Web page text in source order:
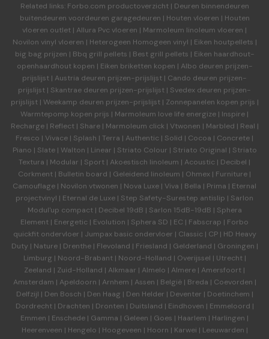
Related links: Forbo.com productoverzicht| Deuren binnendeuren
buitendeuren voordeuren garagedeuren | Houten vloeren | Houten
vloeren outlet | Allura Pvc vloeren | Marmoleum linoleum vloeren |
Novilon vinyl vloeren | Heterogeen Homogeen vinyl | Eiken houtpellets |
big bag prijzen | Bbq grill pellets | Best grill pellets | Eiken haardhout-
openhaardhout kopen | Eiken briketten kopen | Albo deuren prijzen-
prijslijst | Austria deuren prijzen-prijslijst | Cando deuren prijzen-
prijslijst | Skantrae deuren prijzen-prijslijst | Svedex deuren prijzen-
prijslijst| Weekamp deuren prijzen-prijslijst| Zonnepanelen kopen prijs |
Warmtepomp kopen prijs | Marmoleum love life energize | Inspire |
Recharge| Reflect| Share| Marmoleum click| Vtwonen | Marbled | Real |
Fresco | Vivace | Splash | Terra | Authentic | Solid | Cocoa | Concrete |
Piano | Slate| Walton | Linear | Striato Colour | Striato Original | Striato
Textura | Modular | Sport | Akoestisch linoleum | Acoustic | Decibel |
Corkment | Bulletin board | Geleidend linoleum | Ohmex | Furniture |
Camouflage | Novilon vtwonen | Nova Luxe | Viva | Bella | Prima | Eternal
projectvinyl | Eternal de Luxe | Step Safety-Surestep antislip | Sarlon
Modul'up compact| Decibel 19dB | Sarlon 15dB-19dB | Sphera
Element | Energetic | Evolution | Sphera SD | EC | Fabscrap | Forbo
quickfit ondervloer | Jumpax basic ondervloer | Classic | CP| HD Heavy
Duty | Nature| Drenthe| Flevoland | Friesland | Gelderland | Groningen |
Limburg | Noord-Brabant| Noord-Holland | Overijssel | Utrecht|
Zeeland | Zuid-Holland | Alkmaar | Almelo | Almere | Amersfoort |
Amsterdam | Apeldoorn | Arnhem | Assen | België| Breda | Coevorden |
Delfzijl | Den Bosch | Den Haag | Den Helder | Deventer | Doetinchem |
Dordrecht| Drachten | Dronten | Duitsland | Eindhoven | Emmeloord |
Emmen | Enschede | Gamma | Geleen | Goes | Haarlem | Harlingen |
Heerenveen | Hengelo | Hoogeveen | Hoorn | Karwei | Leeuwarden |